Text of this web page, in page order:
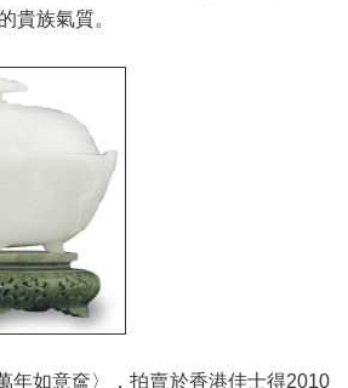
貴族氣質。
年如意奩〉，拍賣於香港佳士得2010